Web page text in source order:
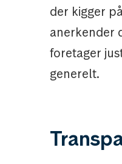
der kigger
anerkender
foretager
generelt.